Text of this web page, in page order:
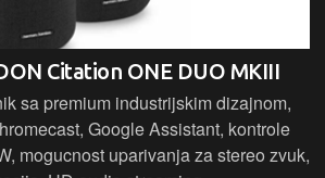
Citation ONE DUO MKIII
sa premium industrijskim dizajnom,
Google Assistant, kontrole
mogucnost uparivanja za stereo zvuk,